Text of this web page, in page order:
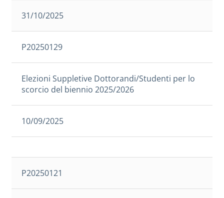
31/10/2025
P20250129
Elezioni Suppletive Dottorandi/Studenti per lo
scorcio del biennio 2025/2026
10/09/2025
P20250121